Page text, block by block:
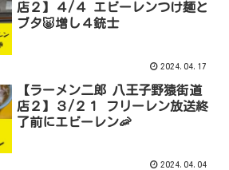
店２】４/４ エビーレンつけ麺と
ブタ🐷増し４銃士
2024.04.17
【ラーメン二郎 八王子野猿街道
店２】３/２１ フリーレン放送終
了前にエビーレン🦐
2024.04.04